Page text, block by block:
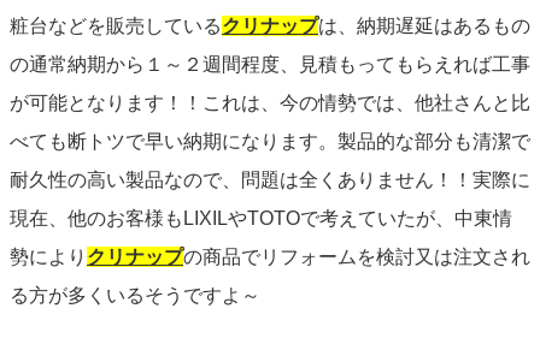
粧台などを販売しているクリナップは、納期遅延はあるもの
の通常納期から１～２週間程度、見積もってもらえれば工事
が可能となります！！これは、今の情勢では、他社さんと比
べても断トツで早い納期になります。製品的な部分も清潔で
耐久性の高い製品なので、問題は全くありません！！実際に
現在、他のお客様もLIXILやTOTOで考えていたが、中東情
勢により クリナップの商品でリフォームを検討又は注文され
る方が多くいるそうですよ～